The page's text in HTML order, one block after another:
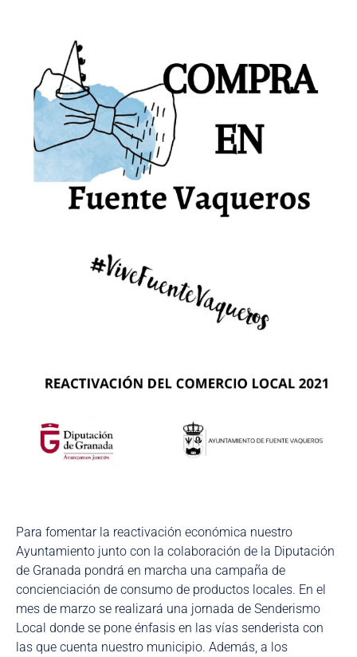
Para fomentar la reactivación económica nuestro
Ayuntamiento junto con la colaboración de la Diputación
de Granada pondrá en marcha una campaña de
concienciación de consumo de productos locales. En el
mes de marzo se realizará una jornada de Senderismo
Local donde se pone énfasis en las vías senderista con
las que cuenta nuestro municipio. Además, a los